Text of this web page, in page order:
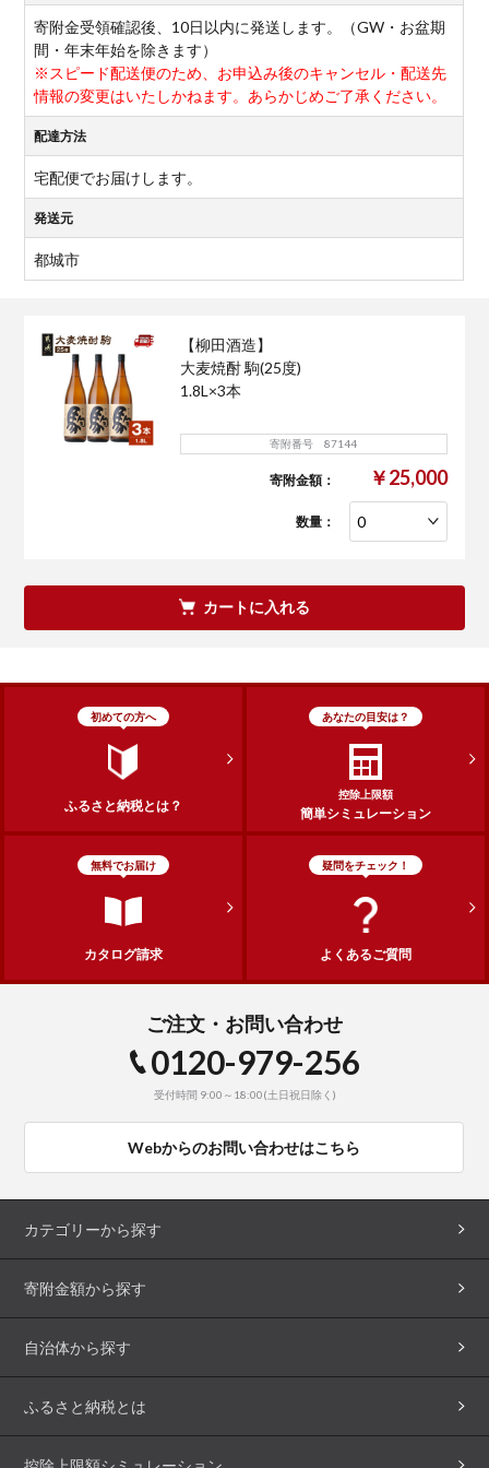
寄附金受領確認後、10日以内に発送します。（GW・お盆期
間・年末年始を除きます）
※スピード配送便のため、お申込み後のキャンセル・配送先
情報の変更はいたしかねます。あらかじめご了承ください。
配達方法
宅配便でお届けします。
発送元
都城市
【柳田酒造】
大麦焼酎 駒(25度)
1.8L×3本
寄附番号 87144
寄附金額： ￥25,000
数量：
カートに入れる
初めての方へ
ふるさと納税とは？
あなたの目安は？
控除上限額
簡単シミュレーション
無料でお届け
カタログ請求
疑問をチェック！
よくあるご質問
ご注文・お問い合わせ
0120-979-256
受付時間 9:00～18:00(土日祝日除く)
Webからのお問い合わせはこちら
カテゴリーから探す
寄附金額から探す
自治体から探す
ふるさと納税とは